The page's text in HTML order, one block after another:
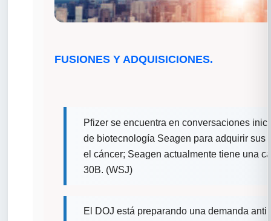
FUSIONES Y ADQUISICIONES.
Pfizer se encuentra en conversaciones
de biotecnología Seagen para adquirir sus
el cáncer; Seagen actualmente tiene una
30B. (WSJ)
El DOJ está preparando una demanda